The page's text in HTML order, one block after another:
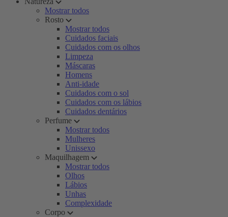
Mostrar todos
Rosto
Mostrar todos
Cuidados faciais
Cuidados com os olhos
Limpeza
Máscaras
Homens
Anti-idade
Cuidados com o sol
Cuidados com os lábios
Cuidados dentários
Perfume
Mostrar todos
Mulheres
Unissexo
Maquilhagem
Mostrar todos
Olhos
Lábios
Unhas
Complexidade
Corpo